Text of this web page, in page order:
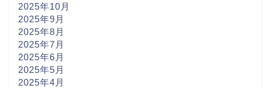
2025年10月
2025年9月
2025年8月
2025年7月
2025年6月
2025年5月
2025年4月